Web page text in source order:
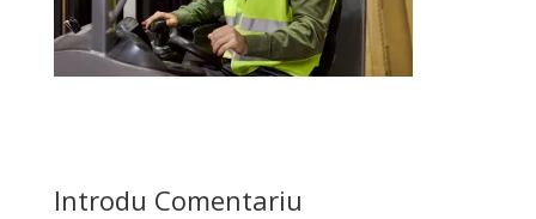
Introdu Comentariu